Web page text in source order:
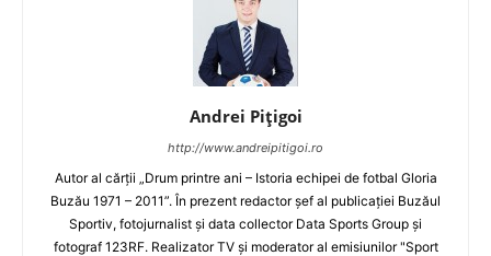
Andrei Pițigoi
http://www.andreipitigoi.ro
Autor al cărţii „Drum printre ani – Istoria echipei de fotbal Gloria
Buzău 1971 – 2011”. În prezent redactor şef al publicaţiei Buzăul
Sportiv, fotojurnalist şi data collector Data Sports Group şi
fotograf 123RF. Realizator TV şi moderator al emisiunilor "Sport